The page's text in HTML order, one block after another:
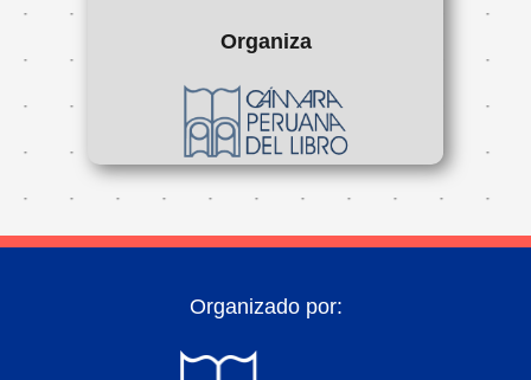
Organiza
Organizado por: